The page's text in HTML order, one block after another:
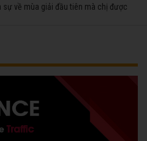
sự về mùa giải đầu tiên mà chị được